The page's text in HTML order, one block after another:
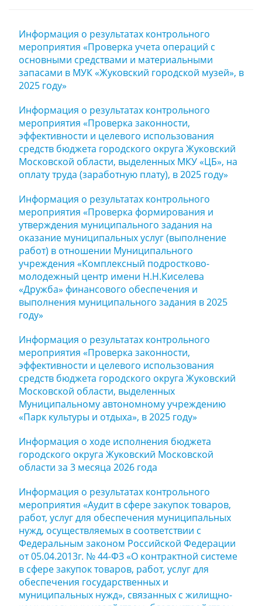
Информация о результатах контрольного
мероприятия «Проверка учета операций с
основными средствами и материальными
запасами в МУК «Жуковский городской музей», в
2025 году»
Информация о результатах контрольного
мероприятия «Проверка законности,
эффективности и целевого использования
средств бюджета городского округа Жуковский
Московской области, выделенных МКУ «ЦБ», на
оплату труда (заработную плату), в 2025 году»
Информация о результатах контрольного
мероприятия «Проверка формирования и
утверждения муниципального задания на
оказание муниципальных услуг (выполнение
работ) в отношении Муниципального
учреждения «Комплексный подростково-
молодежный центр имени Н.Н.Киселева
«Дружба» финансового обеспечения и
выполнения муниципального задания в 2025
году»
Информация о результатах контрольного
мероприятия «Проверка законности,
эффективности и целевого использования
средств бюджета городского округа Жуковский
Московской области, выделенных
Муниципальному автономному учреждению
«Парк культуры и отдыха», в 2025 году»
Информация о ходе исполнения бюджета
городского округа Жуковский Московской
области за 3 месяца 2026 года
Информация о результатах контрольного
мероприятия «Аудит в сфере закупок товаров,
работ, услуг для обеспечения муниципальных
нужд, осуществляемых в соответствии с
Федеральным законом Российской Федерации
от 05.04.2013г. № 44-ФЗ «О контрактной системе
в сфере закупок товаров, работ, услуг для
обеспечения государственных и
муниципальных нужд», связанных с жилищно-